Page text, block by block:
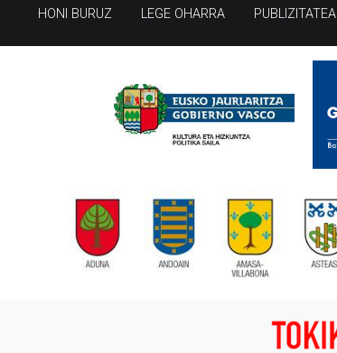
HONI BURUZ LEGE OHARRA PUBLIZITATEA